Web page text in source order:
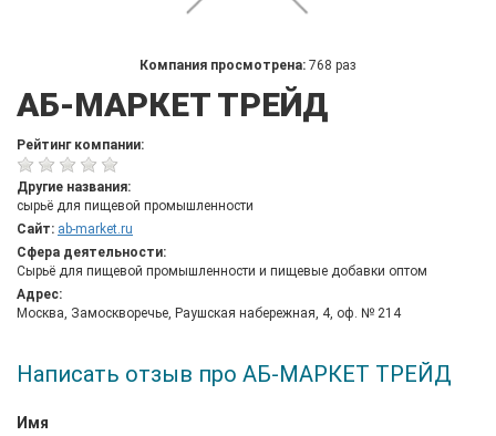
Компания просмотрена: 768 раз
АБ-МАРКЕТ ТРЕЙД
Рейтинг компании:
Другие названия:
сырьё для пищевой промышленности
Сайт: ab-market.ru
Сфера деятельности:
Сырьё для пищевой промышленности и пищевые добавки оптом
Адрес:
Москва, Замоскворечье, Раушская набережная, 4, оф. № 214
Написать отзыв про АБ-МАРКЕТ ТРЕЙД
Имя